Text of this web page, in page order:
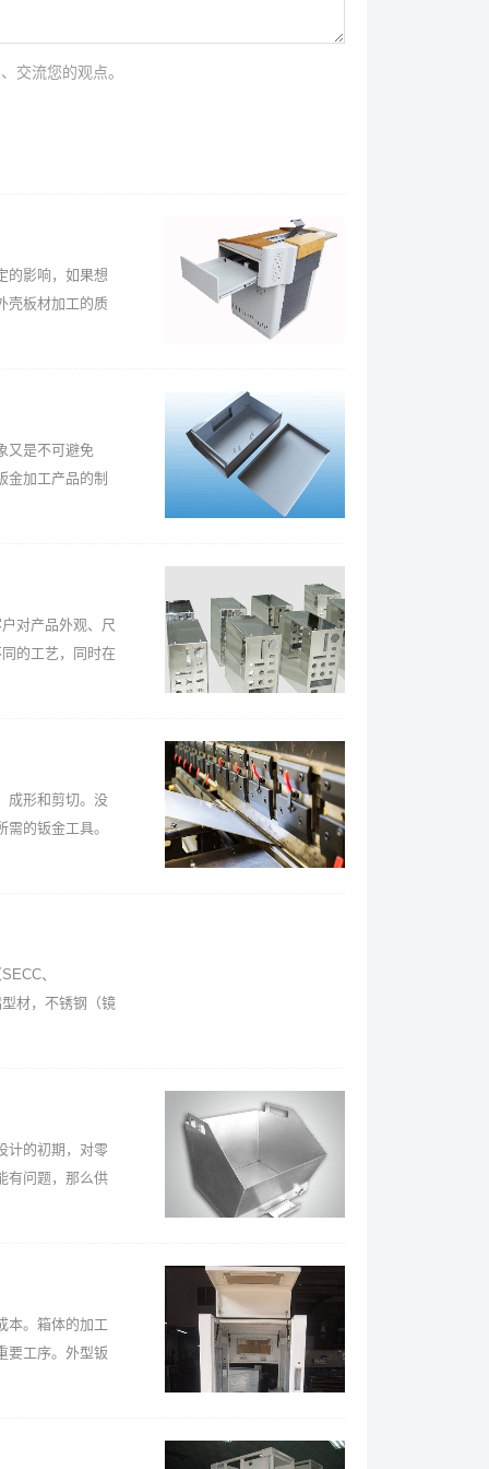
交流您的观点。
的影响，如果想
壳板材加工的质
又是不可避免
金加工产品的制
对产品外观、尺
的工艺，同时在
成形和剪切。没
的钣金工具。
、
材，不锈钢（镜
计的初期，对零
有问题，那么供
本。箱体的加工
要工序。外型钣